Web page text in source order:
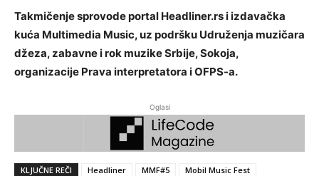
Takmičenje sprovode portal Headliner.rs i izdavačka
kuća Multimedia Music, uz podršku Udruženja muzičara
džeza, zabavne i rok muzike Srbije, Sokoja,
organizacije Prava interpretatora i OFPS-a.
Oglasi
KLJUČNE REČI Headliner MMF#5
Mobil Music Fest